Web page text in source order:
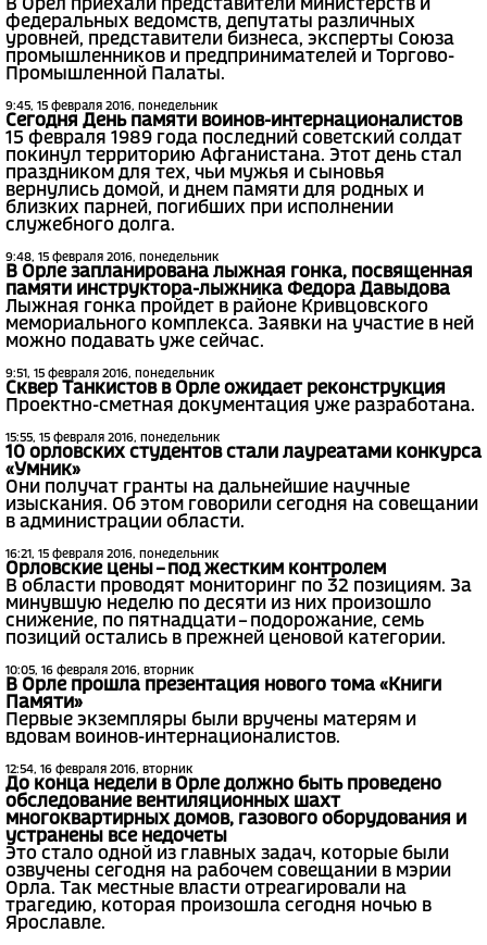
В Орел приехали представители министерств и
федеральных ведомств, депутаты различных
уровней, представители бизнеса, эксперты Союза
промышленников и предпринимателей и Торгово-
Промышленной Палаты.
9:45, 15 февраля 2016, понедельник
Сегодня День памяти воинов-интернационалистов
15 февраля 1989 года последний советский солдат
покинул территорию Афганистана. Этот день стал
праздником для тех, чьи мужья и сыновья
вернулись домой, и днем памяти для родных и
близких парней, погибших при исполнении
служебного долга.
9:48, 15 февраля 2016, понедельник
В Орле запланирована лыжная гонка, посвященная
памяти инструктора-лыжника Федора Давыдова
Лыжная гонка пройдет в районе Кривцовского
мемориального комплекса. Заявки на участие в ней
можно подавать уже сейчас.
9:51, 15 февраля 2016, понедельник
Сквер Танкистов в Орле ожидает реконструкция
Проектно-сметная документация уже разработана.
15:55, 15 февраля 2016, понедельник
10 орловских студентов стали лауреатами конкурса
«Умник»
Они получат гранты на дальнейшие научные
изыскания. Об этом говорили сегодня на совещании
в администрации области.
16:21, 15 февраля 2016, понедельник
Орловские цены – под жестким контролем
В области проводят мониторинг по 32 позициям. За
минувшую неделю по десяти из них произошло
снижение, по пятнадцати – подорожание, семь
позиций остались в прежней ценовой категории.
10:05, 16 февраля 2016, вторник
В Орле прошла презентация нового тома «Книги
Памяти»
Первые экземпляры были вручены матерям и
вдовам воинов-интернационалистов.
12:54, 16 февраля 2016, вторник
До конца недели в Орле должно быть проведено
обследование вентиляционных шахт
многоквартирных домов, газового оборудования и
устранены все недочеты
Это стало одной из главных задач, которые были
озвучены сегодня на рабочем совещании в мэрии
Орла. Так местные власти отреагировали на
трагедию, которая произошла сегодня ночью в
Ярославле.